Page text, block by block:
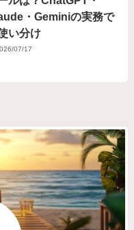
・Geminiの実務で
い分け
07/17